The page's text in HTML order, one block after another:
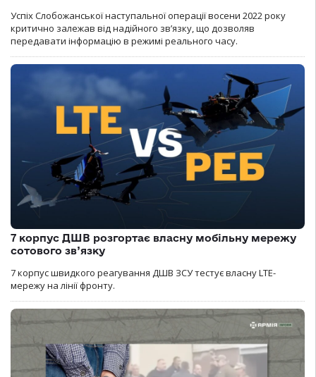
Успіх Слобожанської наступальної операції восени 2022 року
критично залежав від надійного зв’язку, що дозволяв
передавати інформацію в режимі реального часу.
7 корпус ДШВ розгортає власну мобільну мережу
сотового зв’язку
7 корпус швидкого реагування ДШВ ЗСУ тестує власну LTE-
мережу на лінії фронту.